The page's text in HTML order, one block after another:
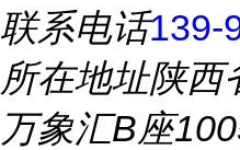
联系电话139-
所在地址陕西
万象汇B座